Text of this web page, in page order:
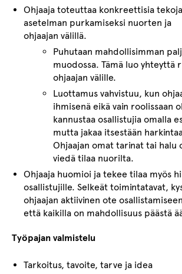
Ohjaaja toteuttaa konkreettisia
asetelman purkamiseksi nuorten ja
ohjaajan välillä.
Puhutaan mahdollisimman
muodossa. Tämä luo yhteyttä
ohjaajan välille.
Luottamus vahvistuu, kun
ihmisenä eikä vain roolissaan
kannustaa osallistujia omalla
mutta jakaa itsestään
Ohjaajan omat tarinat tai halu
viedä tilaa nuorilta.
Ohjaaja huomioi ja tekee tilaa myös
osallistujille. Selkeät toimintatavat,
ohjaajan aktiivinen ote
että kaikilla on mahdollisuus päästä
Työpajan valmistelu
Tarkoitus, tavoite, tarve ja idea